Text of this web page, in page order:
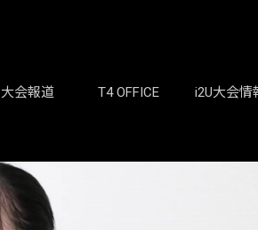
大会報道 T4 OFFICE i2U大会情